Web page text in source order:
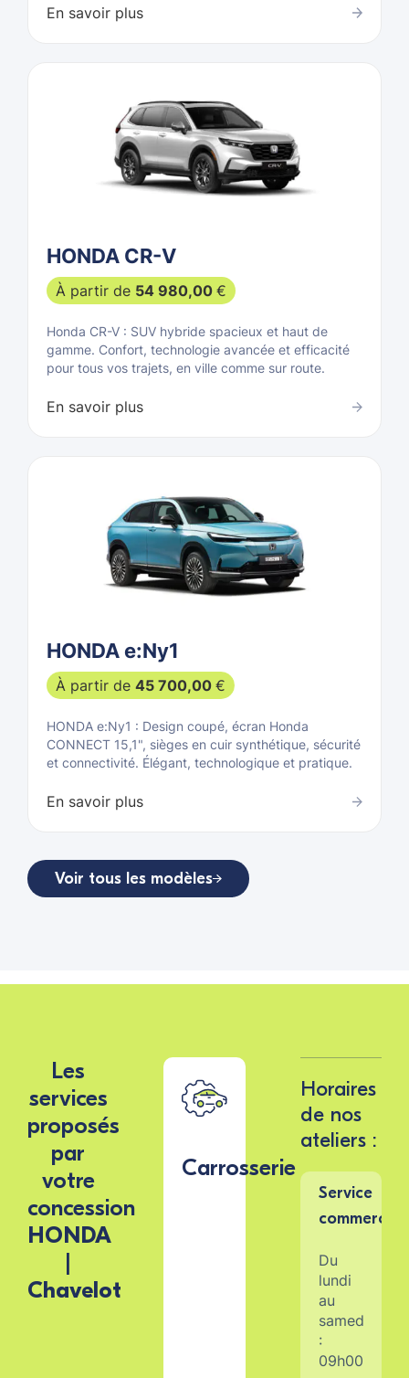
En savoir plus
HONDA CR-V
À partir de 54 980,00 €
Honda CR-V : SUV hybride spacieux et haut de
gamme. Confort, technologie avancée et efficacité
pour tous vos trajets, en ville comme sur route.
En savoir plus
HONDA e:Ny1
À partir de 45 700,00 €
HONDA e:Ny1 : Design coupé, écran Honda
CONNECT 15,1", sièges en cuir synthétique, sécurité
et connectivité. Élégant, technologique et pratique.
En savoir plus
Voir tous les modèles
Les
services
proposés
par
votre
concession
HONDA
Chavelot
Carrosserie
Horaires
de nos
ateliers :
Service
Du
lundi
au
samedi
:
09h00